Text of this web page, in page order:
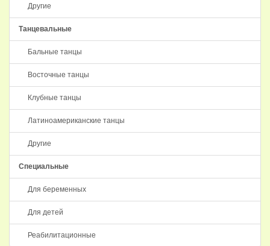
Другие
Танцевальные
Бальные танцы
Восточные танцы
Клубные танцы
Латиноамериканские танцы
Другие
Специальные
Для беременных
Для детей
Реабилитационные